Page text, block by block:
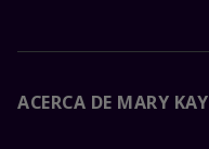
ACERCA DE MARY KAY